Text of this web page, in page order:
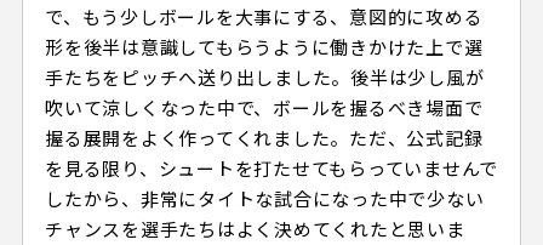
で、もう少しボールを大事にする、意図的に攻める
形を後半は意識してもらうように働きかけた上で選
手たちをピッチへ送り出しました。後半は少し風が
吹いて涼しくなった中で、ボールを握るべき場面で
握る展開をよく作ってくれました。ただ、公式記録
を見る限り、シュートを打たせてもらっていませんで
したから、非常にタイトな試合になった中で少ない
チャンスを選手たちはよく決めてくれたと思いま